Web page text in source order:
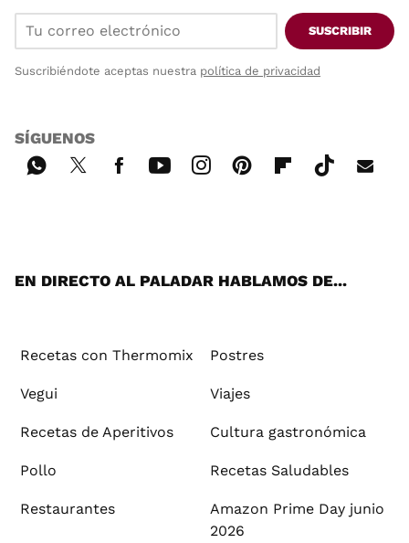
SUSCRIBIR
Suscribiéndote aceptas nuestra política de privacidad
SÍGUENOS
EN DIRECTO AL PALADAR HABLAMOS DE...
Recetas con Thermomix Postres
Vegui Viajes
Recetas de Aperitivos Cultura gastronómica
Pollo Recetas Saludables
Restaurantes
Amazon Prime Day junio
2026